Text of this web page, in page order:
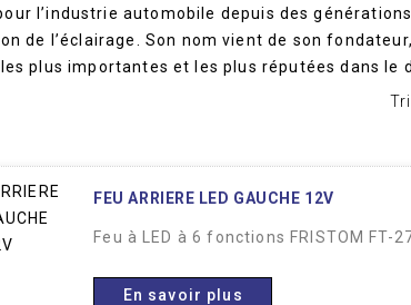
l’industrie automobile depuis des
de l’éclairage. Son nom vient de son
les plus importantes et les plus réputées dans le
FEU ARRIERE LED GAUCHE 12V
Feu à LED à 6 fonctions FRISTOM FT-
En savoir plus